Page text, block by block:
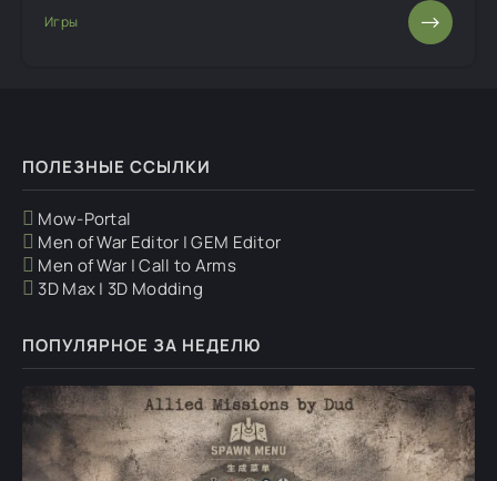
район для выполнения секретного задания,
Игры
ПОЛЕЗНЫЕ ССЫЛКИ
Mow-Portal
Men of War Editor | GEM Editor
Men of War | Call to Arms
3D Max | 3D Modding
ПОПУЛЯРНОЕ ЗА НЕДЕЛЮ